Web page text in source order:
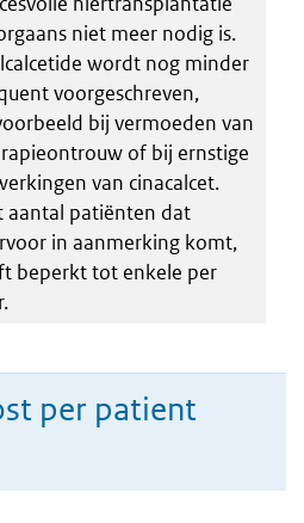
niet meer nodig is.
wordt nog minder
voorgeschreven,
bij vermoeden van
of bij ernstige
van cinacalcet.
aantal patiënten dat
in aanmerking komt,
beperkt tot enkele per
per patient